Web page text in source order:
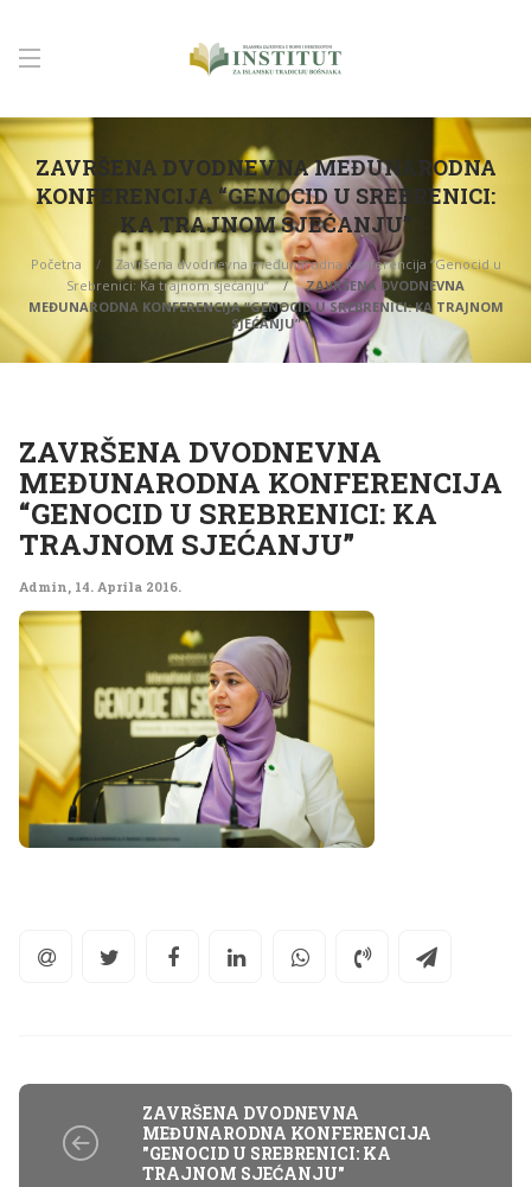
ZAVRŠENA DVODNEVNA MEĐUNARODNA
KONFERENCIJA “GENOCID U SREBRENICI:
KA TRAJNOM SJEĆANJU”
Početna
Završena dvodnevna međunarodna konferencija “Genocid u
Srebrenici: Ka trajnom sjećanju”
ZAVRŠENA DVODNEVNA
MEĐUNARODNA KONFERENCIJA “GENOCID U SREBRENICI: KA TRAJNOM
SJEĆANJU”
ZAVRŠENA DVODNEVNA
MEĐUNARODNA KONFERENCIJA
“GENOCID U SREBRENICI: KA
TRAJNOM SJEĆANJU”
Admin, 14. Aprila 2016.
ZAVRŠENA DVODNEVNA
MEĐUNARODNA KONFERENCIJA
"GENOCID U SREBRENICI: KA
TRAJNOM SJEĆANJU"